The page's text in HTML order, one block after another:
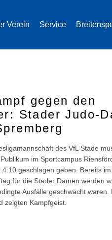
Verein Service
gegen den
Stader Judo-
des VfL Stade
im Sportcampus
4:10 geschlagen geben. Bereits
für die Stader Damen werden
Ausfälle geschwächt waren.
zeigten Kampfgeist.